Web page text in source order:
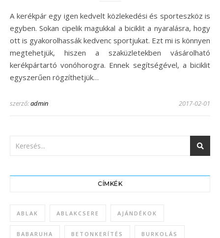
A kerékpár egy igen kedvelt közlekedési és sporteszköz is
egyben. Sokan cipelik magukkal a biciklit a nyaralásra, hogy
ott is gyakorolhassák kedvenc sportjukat. Ezt mi is könnyen
megtehetjük, hiszen a szaküzletekben vásárolható
kerékpártartó vonóhorogra. Ennek segítségével, a biciklit
egyszerűen rögzíthetjük…
szerző:admin 2017-02-01
CÍMKÉK
ABLAK ABLAKCSERE AJÁNDÉKOK
BABARUHA BETONKERÍTÉS BURKOLÁS